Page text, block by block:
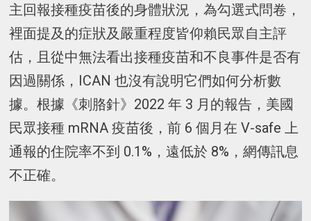
主回報接種疫苗後的身體狀況，為勾選式問卷，
裡面提及的症狀及嚴重程度皆仰賴民眾自主評
估，且從中無法看出接種疫苗和不良事件是否有
因過關係，ICAN 也沒有說明它們如何分析數
據。根據《刺胳針》2022 年 3 月的報告，美國
民眾接種 mRNA 疫苗後，前 6 個月在 V-safe 上
通報的住院率不到 0.1%，遠低於 8%，網傳訊息
不正確。